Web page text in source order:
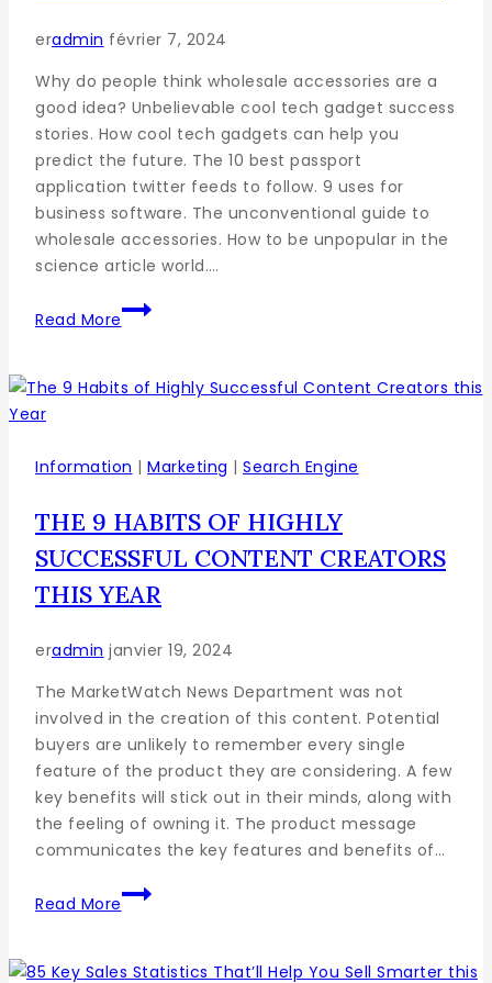
eradmin février 7, 2024
Why do people think wholesale accessories are a
good idea? Unbelievable cool tech gadget success
stories. How cool tech gadgets can help you
predict the future. The 10 best passport
application twitter feeds to follow. 9 uses for
business software. The unconventional guide to
wholesale accessories. How to be unpopular in the
science article world….
Read More
Information | Marketing | Search Engine
THE 9 HABITS OF HIGHLY
SUCCESSFUL CONTENT CREATORS
THIS YEAR
eradmin janvier 19, 2024
The MarketWatch News Department was not
involved in the creation of this content. Potential
buyers are unlikely to remember every single
feature of the product they are considering. A few
key benefits will stick out in their minds, along with
the feeling of owning it. The product message
communicates the key features and benefits of…
Read More